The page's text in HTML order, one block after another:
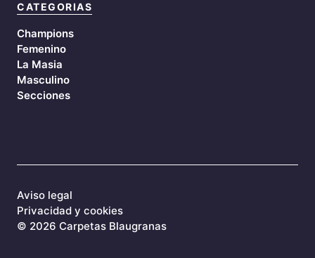
CATEGORIAS
Champions
Femenino
La Masia
Masculino
Secciones
© 2026 Carpetas Blaugranas
Aviso legal
Privacidad y cookies